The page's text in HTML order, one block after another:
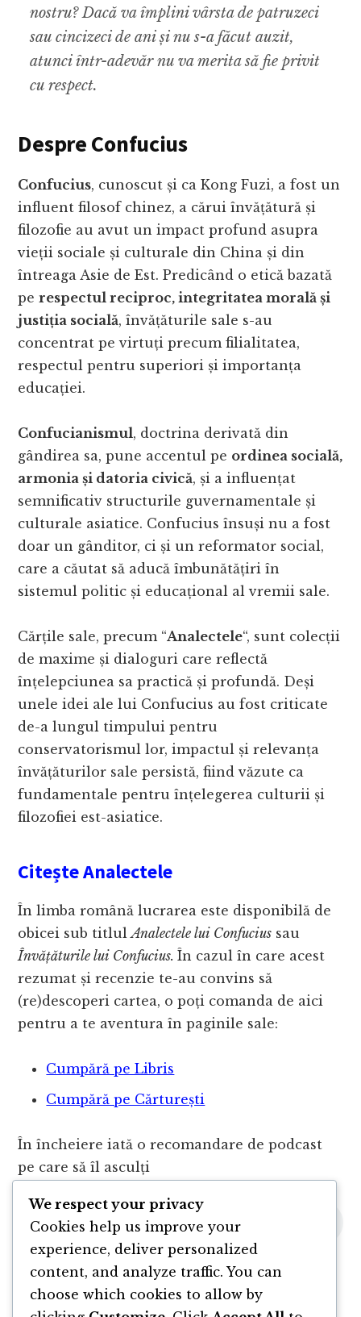
nostru? Dacă va împlini vârsta de patruzeci
sau cincizeci de ani și nu s-a făcut auzit,
atunci într-adevăr nu va merita să fie privit
cu respect.
Despre Confucius
Confucius, cunoscut și ca Kong Fuzi, a fost un
influent filosof chinez, a cărui învățătură și
filozofie au avut un impact profund asupra
vieții sociale și culturale din China și din
întreaga Asie de Est. Predicând o etică bazată
perespectul reciproc, integritatea morală și
justiția socială, învățăturile sale s-au
concentrat pe virtuți precum filialitatea,
respectul pentru superiori și importanța
educației.
Confucianismul, doctrina derivată din
gândirea sa, pune accentul pe ordinea socială,
armonia și datoria civică, și a influențat
semnificativ structurile guvernamentale și
culturale asiatice. Confucius însuși nu a fost
doar un gânditor, ci și un reformator social,
care a căutat să aducă îmbunătățiri în
sistemul politic și educațional al vremii sale.
Cărțile sale, precum “Analectele“, sunt colecții
de maxime și dialoguri care reflectă
înțelepciunea sa practică și profundă. Deși
unele idei ale lui Confucius au fost criticate
de-a lungul timpului pentru
conservatorismul lor, impactul și relevanța
învățăturilor sale persistă, fiind văzute ca
fundamentale pentru înțelegerea culturii și
filozofiei est-asiatice.
Citește Analectele
În limba română lucrarea este disponibilă de
obicei sub titlulAnalectele lui Confucius sau
Învățăturile lui Confucius.În cazul în care acest
rezumat și recenzie te-au convins să
(re)descoperi cartea, o poți comanda de aici
pentru a te aventura în paginile sale:
Cumpără pe Libris
Cumpără pe Cărturești
În încheiere iată o recomandare de podcast
pe care să îl asculți
We respect your privacy
Cookies help us improve your
experience, deliver personalized
content, and analyze traffic. You can
choose which cookies to allow by